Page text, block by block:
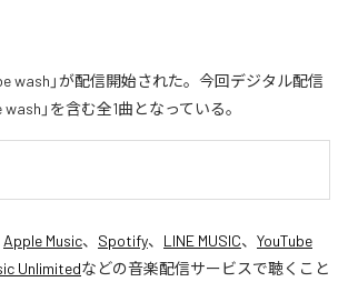
be wash」が配信開始された。今回デジタル配信
」を含む全1曲となっている。
Apple Music、 Spotify、 LINE MUSIC、 YouTube
Unlimitedなどの音楽配信サービスで聴くこと